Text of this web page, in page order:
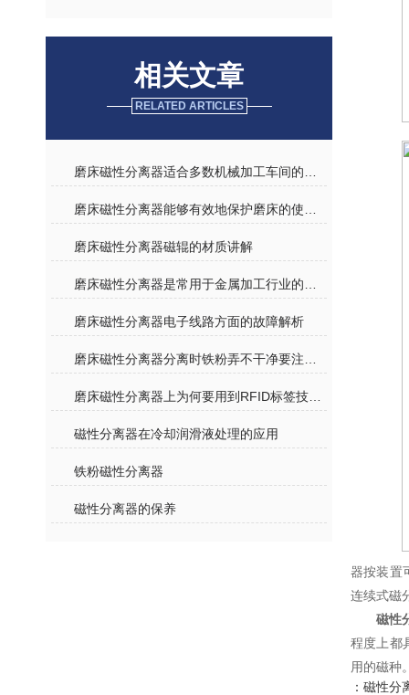
相关文章
RELATED ARTICLES
磨床磁性分离器磁辊的材质讲解
磨床磁性分离器电子线路方面的故障解析
磁性分离器在冷却润滑液处理的应用
铁粉磁性分离器
磁性分离器的保养
器按装置
连续式磁
磁性
程度上都
用的磁种
：磁性